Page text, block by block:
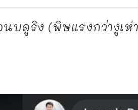
บลูริง (พิษแรงกว่างูเห่